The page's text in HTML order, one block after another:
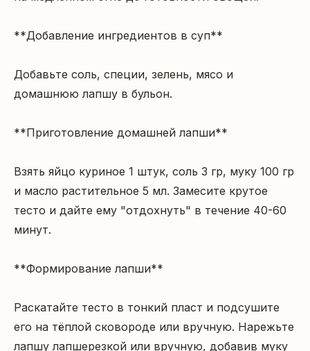
**Добавление ингредиентов в суп**
Добавьте соль, специи, зелень, мясо и
домашнюю лапшу в бульон.
**Приготовление домашней лапши**
Взять яйцо куриное 1 штук, соль 3 гр, муку 100 гр
и масло растительное 5 мл. Замесите крутое
тесто и дайте ему "отдохнуть" в течение 40-60
минут.
**Формирование лапши**
Раскатайте тесто в тонкий пласт и подсушите
его на тёплой сковороде или вручную. Нарежьте
лапшу лапшерезкой или вручную, добавив муку